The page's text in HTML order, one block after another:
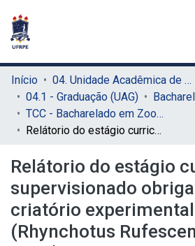
Início
04. Unidade Acadêmica de Garanhuns (UAG)
04.1 - Graduação (UAG)
TCC - Bacharelado em Zootecnia (UAG)
Relátorio do estágio curricular supervisionado obrigatório: criatório experimental de perdiz (Rhynchotus Rufescens, Temmick, 1815) para o uso comercial
Relátorio do estágio
supervisionado
criatório
(Rhynchotus